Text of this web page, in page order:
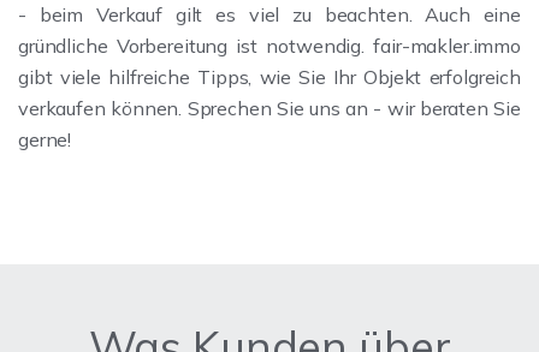
- beim Verkauf gilt es viel zu beachten. Auch eine
gründliche Vorbereitung ist notwendig. fair-makler.immo
gibt viele hilfreiche Tipps, wie Sie Ihr Objekt erfolgreich
verkaufen können. Sprechen Sie uns an - wir beraten Sie
gerne!